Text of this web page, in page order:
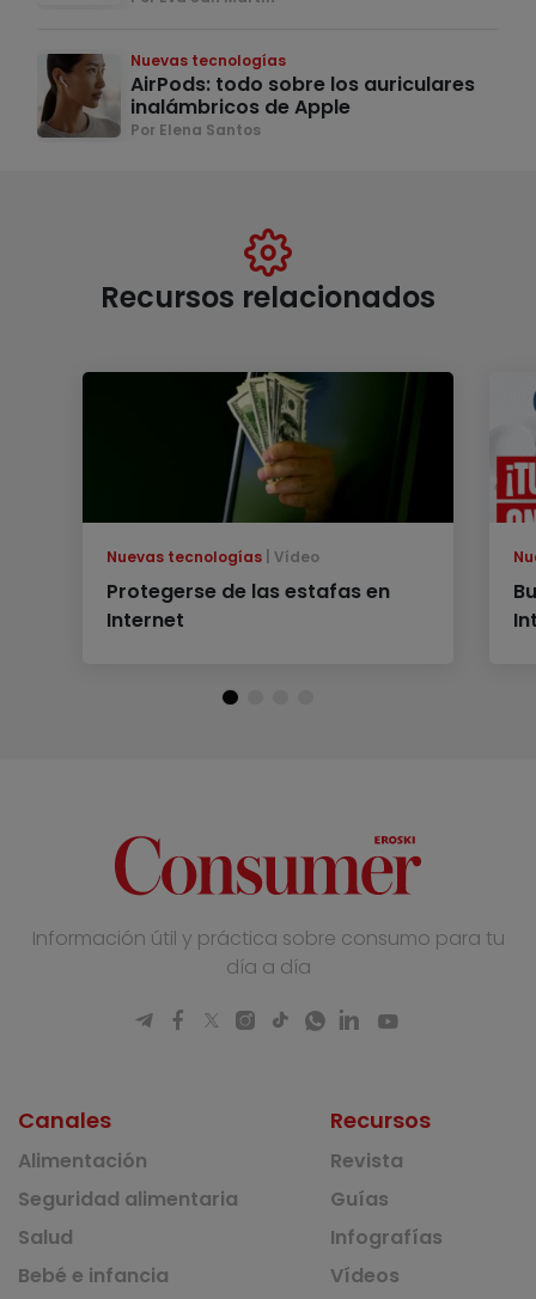
Nuevas tecnologías
AirPods: todo sobre los auriculares
inalámbricos de Apple
Por Elena Santos
Recursos relacionados
Nuevas tecnologías Vídeo
Protegerse de las estafas en
Internet
Información útil y práctica sobre consumo para tu
día a día
Canales
Alimentación
Seguridad alimentaria
Salud
Bebé e infancia
Recursos
Revista
Guías
Infografías
Vídeos